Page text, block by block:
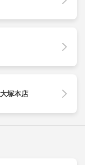
塚本店